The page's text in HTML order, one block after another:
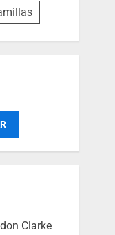
Clarke